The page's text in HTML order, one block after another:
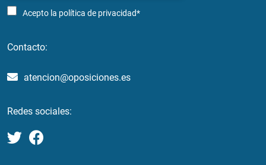
Acepto la política de privacidad*
Contacto:
atencion@oposiciones.es
Redes sociales: